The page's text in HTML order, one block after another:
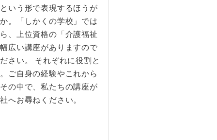
いう形で表現するほうが
。「しかくの学校」では
、上位資格の「介護福祉
広い講座がありますので
さい。 それぞれに役割と
ご自身の経験やこれから
の中で、私たちの講座が
へお尋ねください。